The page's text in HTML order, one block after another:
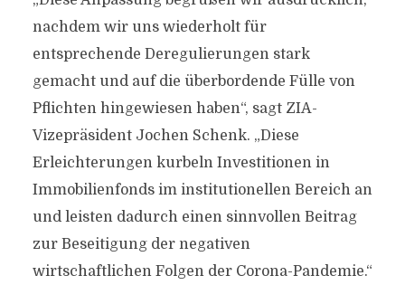
nachdem wir uns wiederholt für
entsprechende Deregulierungen stark
gemacht und auf die überbordende Fülle von
Pflichten hingewiesen haben“, sagt ZIA-
Vizepräsident Jochen Schenk. „Diese
Erleichterungen kurbeln Investitionen in
Immobilienfonds im institutionellen Bereich an
und leisten dadurch einen sinnvollen Beitrag
zur Beseitigung der negativen
wirtschaftlichen Folgen der Corona-Pandemie.“